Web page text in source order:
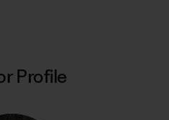
Profile